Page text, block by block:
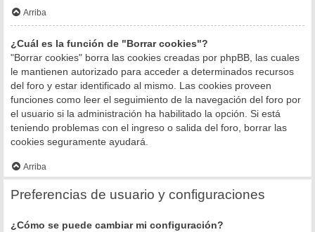
Arriba
¿Cuál es la función de "Borrar cookies"?
"Borrar cookies" borra las cookies creadas por phpBB, las cuales
le mantienen autorizado para acceder a determinados recursos
del foro y estar identificado al mismo. Las cookies proveen
funciones como leer el seguimiento de la navegación del foro por
el usuario si la administración ha habilitado la opción. Si está
teniendo problemas con el ingreso o salida del foro, borrar las
cookies seguramente ayudará.
Arriba
Preferencias de usuario y configuraciones
¿Cómo se puede cambiar mi configuración?